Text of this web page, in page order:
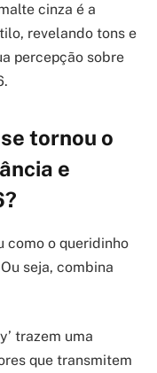
cinza é a
revelando tons e
percepção sobre
tornou o
e
como o queridinho
seja, combina
trazem uma
que transmitem